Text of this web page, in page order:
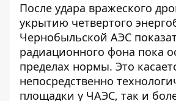
После удара вражеского
укрытию четвертого
Чернобыльской АЭС
радиационного фона пока
пределах нормы. Это
непосредственно
площадки у ЧАЭС, так и